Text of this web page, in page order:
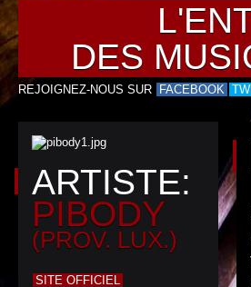
DES
REJOIGNEZ-NOUS SUR FACEBOOK
ARTISTE:
PIBODY
(PROV. LUX.)
SITE OFFICIEL